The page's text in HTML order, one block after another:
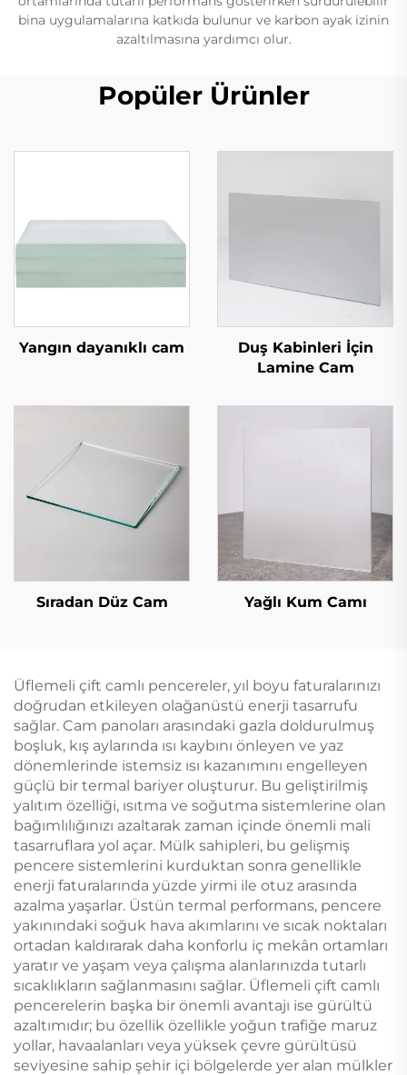
bina uygulamalarına katkıda bulunur ve karbon ayak izinin
azaltılmasına yardımcı olur.
Popüler Ürünler
Yangın dayanıklı cam
Duş Kabinleri İçin
Lamine Cam
Sıradan Düz Cam Yağlı Kum Camı
Üflemeli çift camlı pencereler, yıl boyu faturalarınızı
doğrudan etkileyen olağanüstü enerji tasarrufu
sağlar. Cam panoları arasındaki gazla doldurulmuş
boşluk, kış aylarında ısı kaybını önleyen ve yaz
dönemlerinde istemsiz ısı kazanımını engelleyen
güçlü bir termal bariyer oluşturur. Bu geliştirilmiş
yalıtım özelliği, ısıtma ve soğutma sistemlerine olan
bağımlılığınızı azaltarak zaman içinde önemli mali
tasarruflara yol açar. Mülk sahipleri, bu gelişmiş
pencere sistemlerini kurduktan sonra genellikle
enerji faturalarında yüzde yirmi ile otuz arasında
azalma yaşarlar. Üstün termal performans, pencere
yakınındaki soğuk hava akımlarını ve sıcak noktaları
ortadan kaldırarak daha konforlu iç mekân ortamları
yaratır ve yaşam veya çalışma alanlarınızda tutarlı
sıcaklıkların sağlanmasını sağlar. Üflemeli çift camlı
pencerelerin başka bir önemli avantajı ise gürültü
azaltımıdır; bu özellik özellikle yoğun trafiğe maruz
yollar, havaalanları veya yüksek çevre gürültüsü
seviyesine sahip şehir içi bölgelerde yer alan mülkler